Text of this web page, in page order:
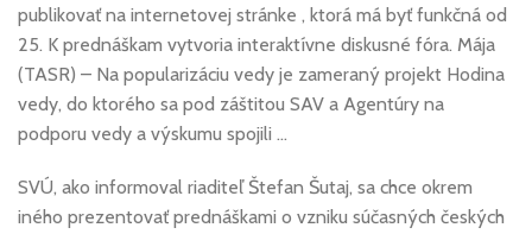
publikovať na internetovej stránke , ktorá má byť funkčná od
25. K prednáškam vytvoria interaktívne diskusné fóra. Mája
(TASR) – Na popularizáciu vedy je zameraný projekt Hodina
vedy, do ktorého sa pod záštitou SAV a Agentúry na
podporu vedy a výskumu spojili …
SVÚ, ako informoval riaditeľ Štefan Šutaj, sa chce okrem
iného prezentovať prednáškami o vzniku súčasných českých